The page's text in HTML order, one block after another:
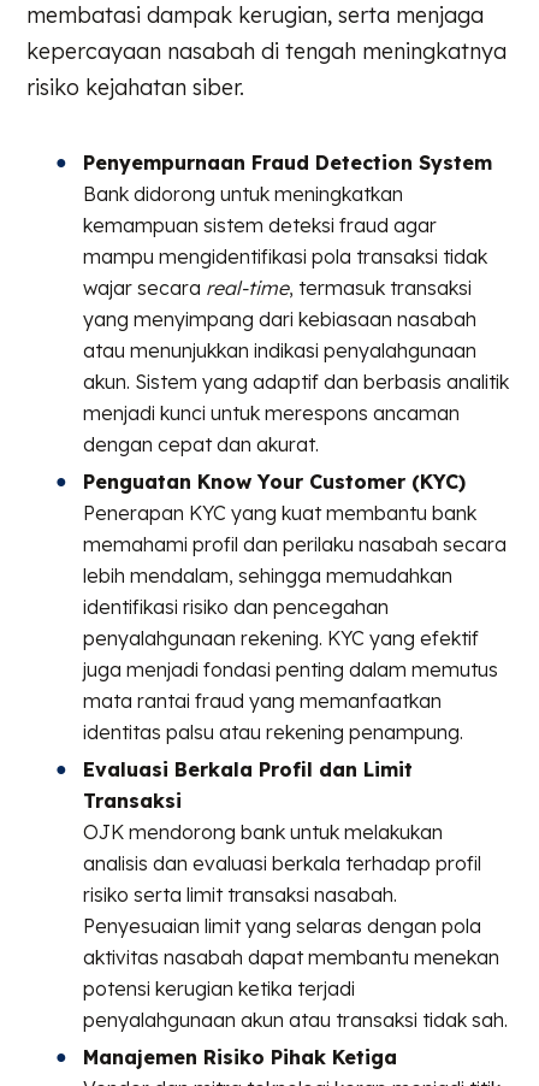
membatasi dampak kerugian, serta menjaga
kepercayaan nasabah di tengah meningkatnya
risiko kejahatan siber.
Penyempurnaan Fraud Detection System
Bank didorong untuk meningkatkan
kemampuan sistem deteksi fraud agar
mampu mengidentifikasi pola transaksi tidak
wajar secara real-time, termasuk transaksi
yang menyimpang dari kebiasaan nasabah
atau menunjukkan indikasi penyalahgunaan
akun. Sistem yang adaptif dan berbasis analitik
menjadi kunci untuk merespons ancaman
dengan cepat dan akurat.
Penguatan Know Your Customer (KYC)
Penerapan KYC yang kuat membantu bank
memahami profil dan perilaku nasabah secara
lebih mendalam, sehingga memudahkan
identifikasi risiko dan pencegahan
penyalahgunaan rekening. KYC yang efektif
juga menjadi fondasi penting dalam memutus
mata rantai fraud yang memanfaatkan
identitas palsu atau rekening penampung.
Evaluasi Berkala Profil dan Limit
Transaksi
OJK mendorong bank untuk melakukan
analisis dan evaluasi berkala terhadap profil
risiko serta limit transaksi nasabah.
Penyesuaian limit yang selaras dengan pola
aktivitas nasabah dapat membantu menekan
potensi kerugian ketika terjadi
penyalahgunaan akun atau transaksi tidak sah.
Manajemen Risiko Pihak Ketiga